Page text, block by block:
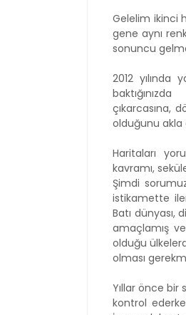
Gelelim ikinci
gene aynı
sonuncu
2012 yılında
baktığınızda
çıkarcasına,
olduğunu akla
Haritaları
kavramı,
Şimdi
istikamette
Batı dünyası,
amaçlamış
olduğu
olması
Yıllar önce bir
kontrol